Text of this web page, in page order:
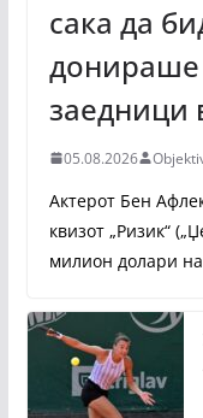
сака да
донираше
заедници
05.08.2026
Актерот Бен
квизот „Ризик“
милион долари на